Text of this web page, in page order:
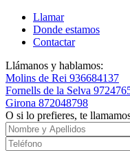
Llamar
Donde estamos
Contactar
Llámanos y hablamos:
Molins de Rei 936684137
Fornells de la Selva
Girona 872048798
O si lo prefieres, te